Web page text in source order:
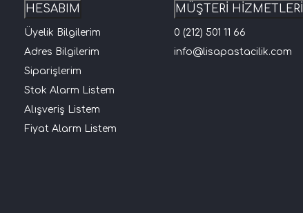
HESABIM
Üyelik Bilgilerim
Adres Bilgilerim
Siparişlerim
Stok Alarm Listem
Alışveriş Listem
Fiyat Alarm Listem
MÜŞTERİ HİZMETLERİ
0 (212) 501 11 66
info@lisapastacilik.com